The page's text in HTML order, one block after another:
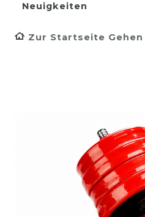
Neuigkeiten
Zur Startseite Gehen